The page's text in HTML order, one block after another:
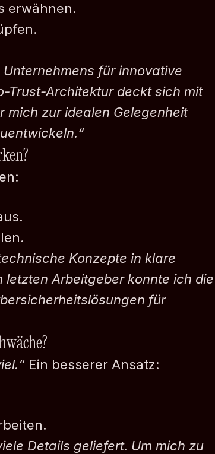
vereinbaren
Warum
FAQ
Fachkenntnisse
Allacherstr. 217a
erwähnen.
für innovative
Trust-Architektur deckt sich mit
mich zur idealen Gelegenheit
Konzepte in klare
letzten Arbeitgeber konnte ich die
für
Ein besserer Ansatz:
Details geliefert. Um mich zu